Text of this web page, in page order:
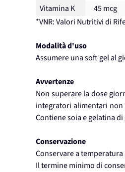
Vitamina K
45 mcg
*VNR: Valori Nutritivi di
Modalità d'uso
Assumere una soft gel al
Avvertenze
Non superare la dose
integratori alimentari non
Contiene soia e gelatina
Conservazione
Conservare a
Il termine minimo di